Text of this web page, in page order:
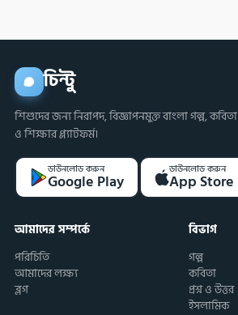
চিন্টু
শিশুদের জন্য নিরাপদ, বিজ্ঞাপনমুক্ত বাংলা গল্প, কবিতা
ও শিক্ষার প্ল্যাটফর্ম।
ডাউনলোড করুন
Google Play
ডাউনলোড করুন
App Store
আমাদের সম্পর্কে
পরিচিতি
আমাদের লক্ষ্য
ব্লগ
বিভাগ
গল্প
কবিতা
প্রশ্ন ও উত্তর
ইসলামিক